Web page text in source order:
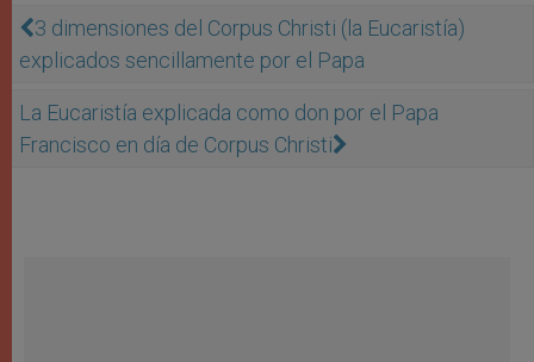
3 dimensiones del Corpus Christi (la Eucaristía)
explicados sencillamente por el Papa
La Eucaristía explicada como don por el Papa
Francisco en día de Corpus Christi